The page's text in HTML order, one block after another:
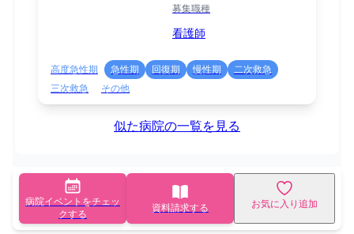
募集職種
看護師
高度急性期 急性期 回復期 慢性期
二次救急
三次救急
その他
似た病院の一覧を見る
病院イベントをチェッ
クする
資料請求する お気に入り追加